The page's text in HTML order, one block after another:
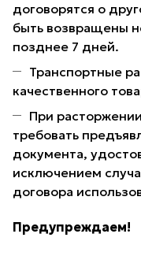
договорятся о
быть возвращены
позднее 7 дней.
Транспортные
качественного
При
требовать
документа,
исключением
договора
Предупреждаем!